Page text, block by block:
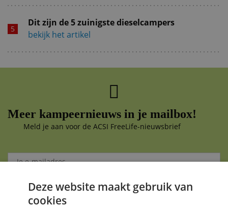
Dit zijn de 5 zuinigste dieselcampers
bekijk het artikel
Meer kampeernieuws in je mailbox!
Meld je aan voor de ACSI FreeLife-nieuwsbrief
Aanmelden
Je gegevens zijn veilig en worden niet gedeeld met anderen
Deze website maakt gebruik van
cookies